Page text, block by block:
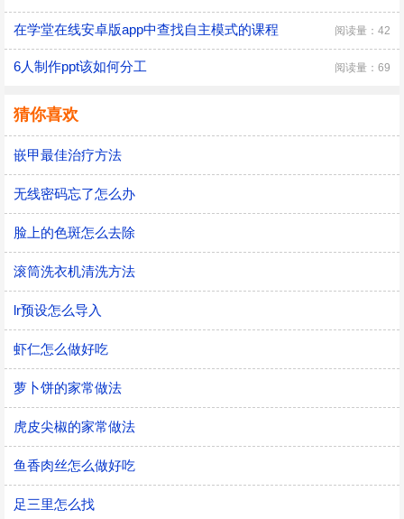
在学堂在线安卓版app中查找自主模式的课程 阅读量：42
6人制作ppt该如何分工 阅读量：69
猜你喜欢
嵌甲最佳治疗方法
无线密码忘了怎么办
脸上的色斑怎么去除
滚筒洗衣机清洗方法
lr预设怎么导入
虾仁怎么做好吃
萝卜饼的家常做法
虎皮尖椒的家常做法
鱼香肉丝怎么做好吃
足三里怎么找